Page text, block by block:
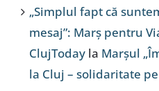
„Simplul fapt că
mesaj”: Marș pentru
ClujToday la Marșul
la Cluj – solidaritate